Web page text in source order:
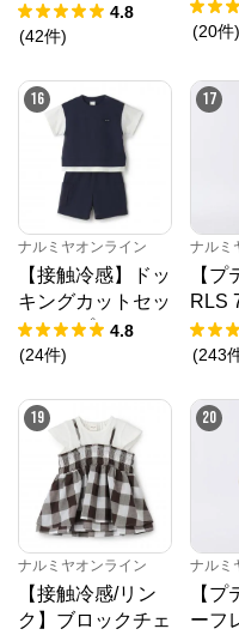
Tシャツ
4.8
(42件)
(20件)
16
ナルミヤオンライン
【接触冷感】ドッ
キングカットセッ
トアップ
4.8
(24件)
17
ナルミ
【プ
RLS
ス
(243
19
ナルミヤオンライン
【接触冷感/リン
ク】ブロックチェ
20
ナルミ
【
ーフ